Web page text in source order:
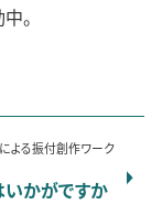
。
よる振付創作ワーク
かがですか